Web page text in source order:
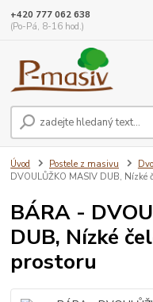
+420 777 062 638
(Po-Pá, 8-16 hod.)
Úvod Postele z masivu
DVOULŮŽKO MASIV DUB, Nízké
BÁRA -
DUB, Nízké
prostoru